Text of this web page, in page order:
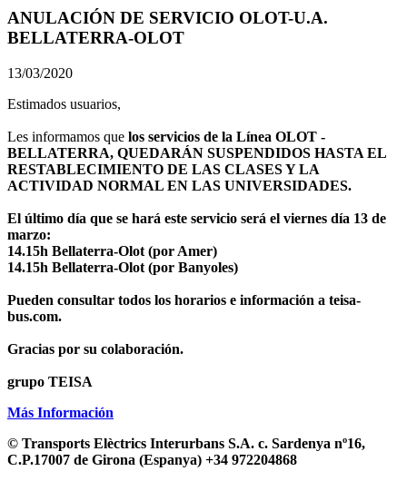
ANULACIÓN DE SERVICIO OLOT-U.A.
BELLATERRA-OLOT
13/03/2020
Estimados usuarios,
Les informamos que los servicios de la Línea OLOT -
BELLATERRA, QUEDARÁN SUSPENDIDOS HASTA EL
RESTABLECIMIENTO DE LAS CLASES Y LA
ACTIVIDAD NORMAL EN LAS UNIVERSIDADES.
El último día que se hará este servicio será el viernes día 13 de
marzo:
14.15h Bellaterra-Olot (por Amer)
14.15h Bellaterra-Olot (por Banyoles)
Pueden consultar todos los horarios e información a teisa-
bus.com.
Gracias por su colaboración.
grupo TEISA
Más Información
© Transports Elèctrics Interurbans S.A. c. Sardenya nº16,
C.P.17007 de Girona (Espanya) +34 972204868